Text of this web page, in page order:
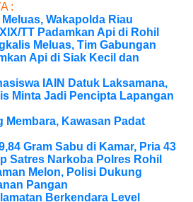
:
Wakapolda Riau
TT Padamkan Api di Rohil
Meluas, Tim Gabungan
Api di Siak Kecil dan
IAIN Datuk Laksamana,
Minta Jadi Pencipta Lapangan
Membara, Kawasan Padat
Gram Sabu di Kamar, Pria 43
Satres Narkoba Polres Rohil
Melon, Polisi Dukung
Pangan
Berkendara Level